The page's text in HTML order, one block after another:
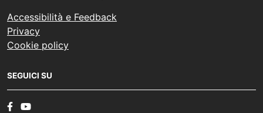
Accessibilità e Feedback
Privacy
Cookie policy
SEGUICI SU